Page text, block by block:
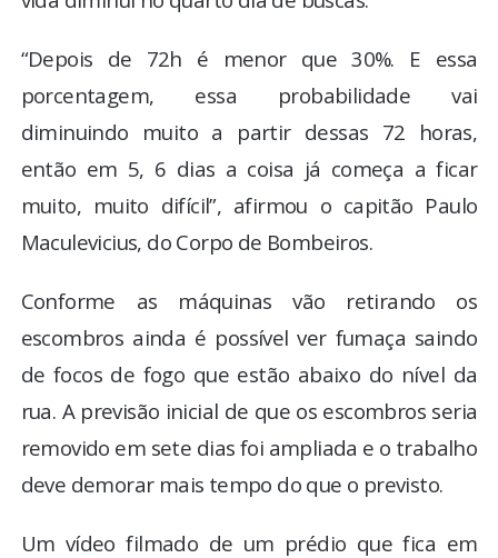
“Depois de 72h é menor que 30%. E essa
porcentagem, essa probabilidade vai
diminuindo muito a partir dessas 72 horas,
então em 5, 6 dias a coisa já começa a ficar
muito, muito difícil”, afirmou o capitão Paulo
Maculevicius, do Corpo de Bombeiros.
Conforme as máquinas vão retirando os
escombros ainda é possível ver fumaça saindo
de focos de fogo que estão abaixo do nível da
rua. A previsão inicial de que os escombros seria
removido em sete dias foi ampliada e o trabalho
deve demorar mais tempo do que o previsto.
Um vídeo filmado de um prédio que fica em